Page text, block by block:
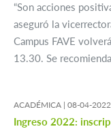
“Son acciones
aseguró la
Campus FAVE
13.30. Se
ACADÉMICA | 08-04-2022
Ingreso 2022: